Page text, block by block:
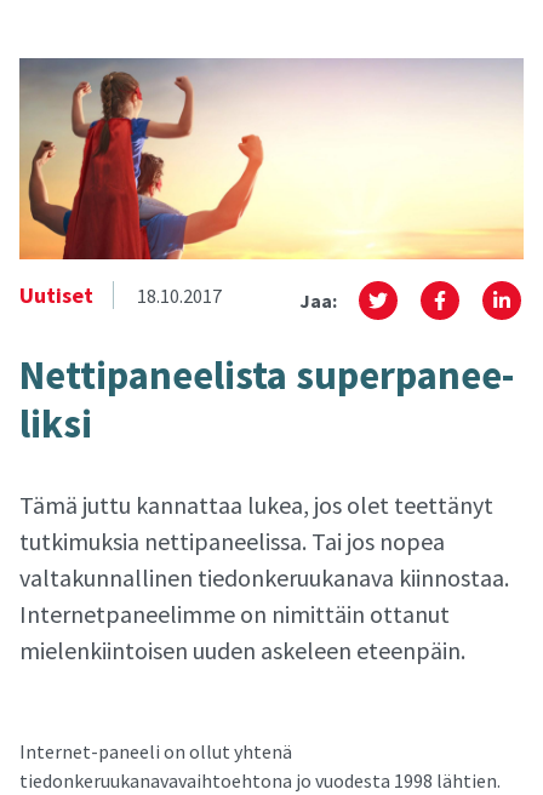
Uutiset 18.10.2017 Jaa:
Net­ti­pa­nee­lis­ta su­per­pa­nee­
lik­si
Tämä juttu kannattaa lukea, jos olet teettänyt
tutkimuksia nettipaneelissa. Tai jos nopea
valtakunnallinen tiedonkeruukanava kiinnostaa.
Internetpaneelimme on nimittäin ottanut
mielenkiintoisen uuden askeleen eteenpäin.
Internet-paneeli on ollut yhtenä
tiedonkeruukanavavaihtoehtona jo vuodesta 1998 lähtien.